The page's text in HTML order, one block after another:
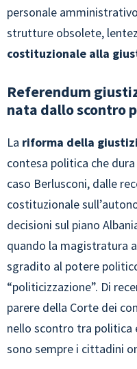
personale
strutture obsolete,
costituzionale alla
Referendum
nata dallo scontro
La riforma della
contesa politica che
caso Berlusconi, dalle
costituzionale
decisioni sul piano
quando la magistratura
sgradito al potere
“politicizzazione”. Di
parere della Corte dei
nello scontro tra politica
sono sempre i cittadini